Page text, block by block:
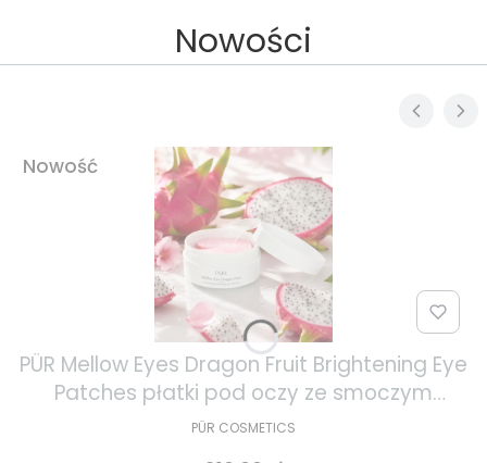
Nowości
Nowość
PÜR Mellow Eyes Dragon Fruit Brightening Eye
Patches płatki pod oczy ze smoczym
owocem 30 par
PÜR COSMETICS